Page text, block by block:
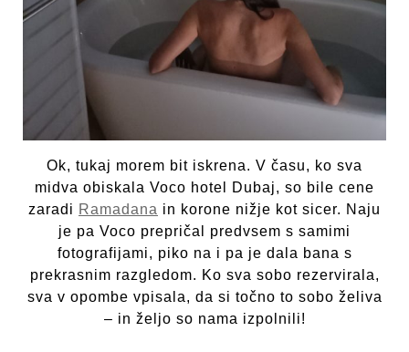
Ok, tukaj morem bit iskrena. V času, ko sva
midva obiskala Voco hotel Dubaj, so bile cene
zaradi Ramadana in korone nižje kot sicer. Naju
je pa Voco prepričal predvsem s samimi
fotografijami, piko na i pa je dala bana s
prekrasnim razgledom. Ko sva sobo rezervirala,
sva v opombe vpisala, da si točno to sobo želiva
– in željo so nama izpolnili!